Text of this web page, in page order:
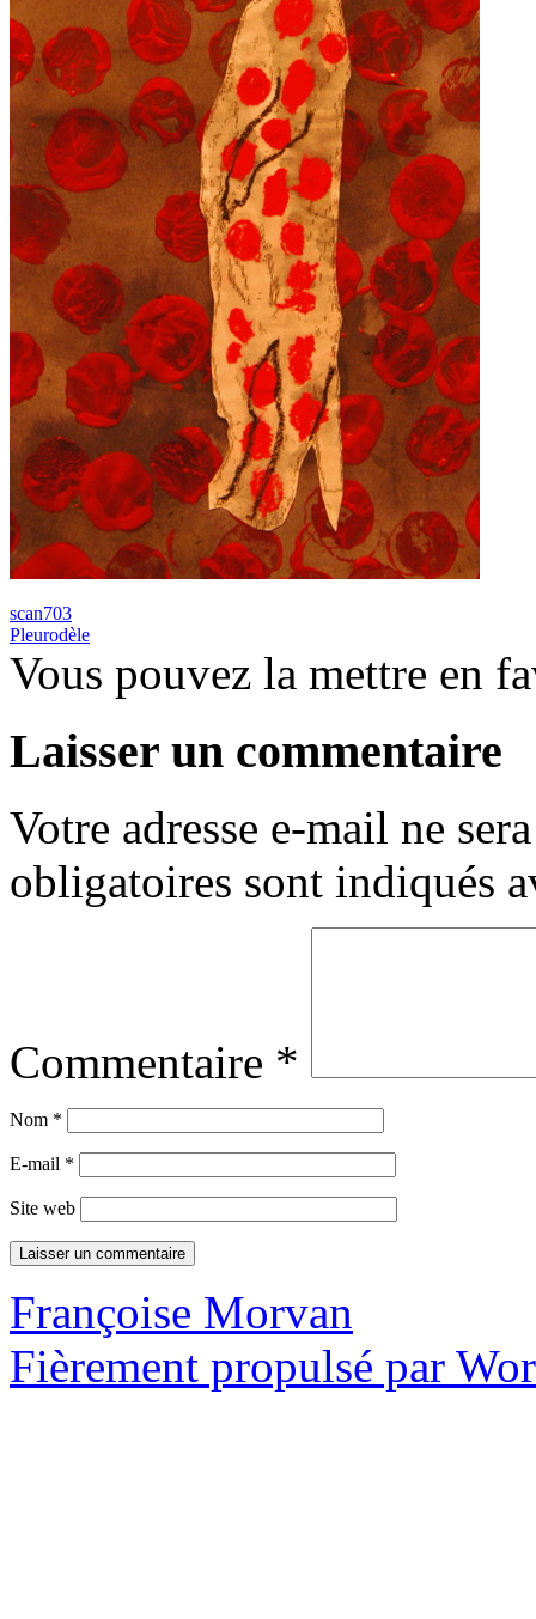
scan703
Pleurodèle
Vous pouvez la mettre en
Laisser un commentaire
Votre adresse e-mail ne
obligatoires sont indiqués
Commentaire *
Nom *
E-mail *
Site web
Françoise Morvan
Fièrement propulsé par